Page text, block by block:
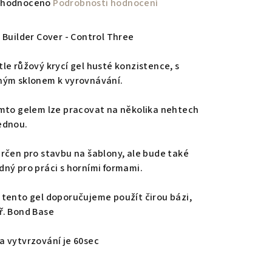
Podrobnosti hodnocení
Builder Cover - Control Three
růžový krycí gel husté konzistence, s
sklonem k vyrovnávání.
gelem lze pracovat na několika nehtech
pro stavbu na šablony, ale bude také
pro práci s horními formami.
tento gel doporučujeme použít čirou bázi,
Bond Base
vytvrzování je 60sec